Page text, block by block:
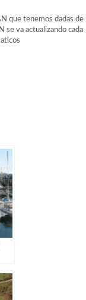
que tenemos dadas de
se va actualizando cada